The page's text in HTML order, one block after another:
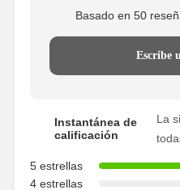
Basado en 50
Escribe
Instantánea de
calificación
La
5 estrellas
4 estrellas